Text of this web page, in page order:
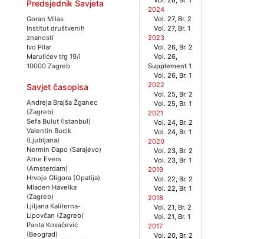
Predsjednik Savjeta
Goran Milas
Institut društvenih
znanosti
Ivo Pilar
Marulićev trg 19/I
10000 Zagreb
Savjet časopisa
Andreja Brajša Žganec
(Zagreb)
Sefa Bulut (Istanbul)
Valentin Bucik
(Ljubljana)
Nermin Đapo (Sarajevo)
Arne Evers
(Amsterdam)
Hrvoje Gligora (Opatija)
Mladen Havelka
(Zagreb)
Ljiljana Kaliterna-
Lipovčan (Zagreb)
Panta Kovačević
(Beograd)
2024
Vol. 27, Br. 2
Vol. 27, Br. 1
2023
Vol. 26, Br. 2
Vol. 26,
Supplement 1
Vol. 26, Br. 1
2022
Vol. 25, Br. 2
Vol. 25, Br. 1
2021
Vol. 24, Br. 2
Vol. 24, Br. 1
2020
Vol. 23, Br. 2
Vol. 23, Br. 1
2019
Vol. 22, Br. 2
Vol. 22, Br. 1
2018
Vol. 21, Br. 2
Vol. 21, Br. 1
2017
Vol. 20, Br. 2